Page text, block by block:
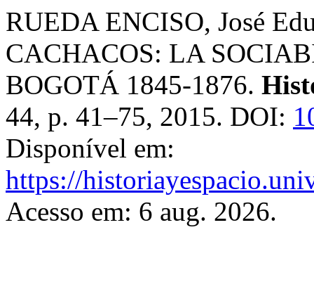
RUEDA ENCISO, José
CACHACOS: LA
BOGOTÁ 1845-1876.
44, p. 41–75, 2015. DOI:
Disponível em:
https://
Acesso em: 6 aug. 2026.